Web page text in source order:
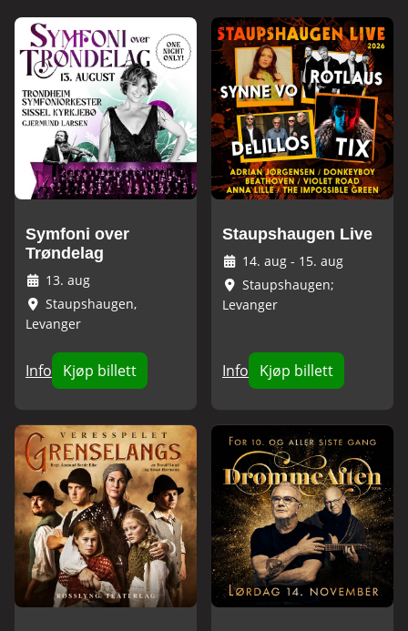
Symfoni over
Trøndelag
13. aug
Staupshaugen,
Levanger
Info Kjøp billett
Staupshaugen Live
14. aug - 15. aug
Staupshaugen;
Levanger
Info Kjøp billett